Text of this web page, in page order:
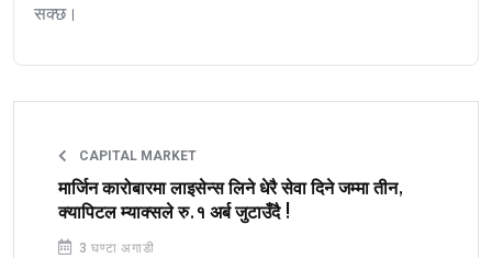
सक्छ।
CAPITAL MARKET
मार्जिन कारोबारमा लाइसेन्स लिने धेरै सेवा दिने जम्मा तीन,
क्यापिटल म्याक्सले रु.१ अर्ब जुटाउँदै !
3 घण्टा अगाडी